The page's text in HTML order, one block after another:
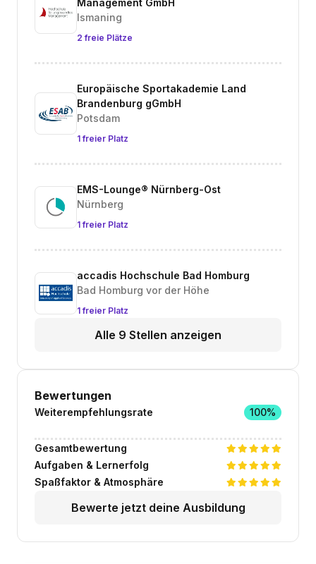
Management GmbH
Ismaning
2 freie Plätze
Europäische Sportakademie Land
Brandenburg gGmbH
Potsdam
1 freier Platz
EMS-Lounge® Nürnberg-Ost
Nürnberg
1 freier Platz
accadis Hochschule Bad Homburg
Bad Homburg vor der Höhe
1 freier Platz
Alle 9 Stellen anzeigen
Bewertungen
Weiterempfehlungsrate 100%
Gesamtbewertung
Aufgaben & Lernerfolg
Spaßfaktor & Atmosphäre
Bewerte jetzt deine Ausbildung